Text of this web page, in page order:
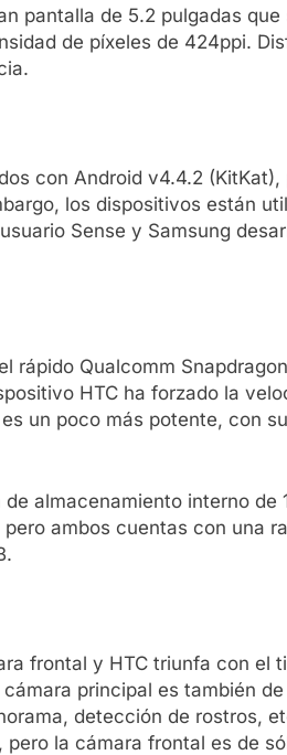
pantalla de 5.2 pulgadas
de píxeles de 424ppi.
con Android v4.4.2 (KitKat),
los dispositivos están
Sense y Samsung
rápido Qualcomm
HTC ha forzado la
un poco más potente, con
almacenamiento interno de
ambos cuentas con una
frontal y HTC triunfa con el
principal es también
detección de rostros,
la cámara frontal es de